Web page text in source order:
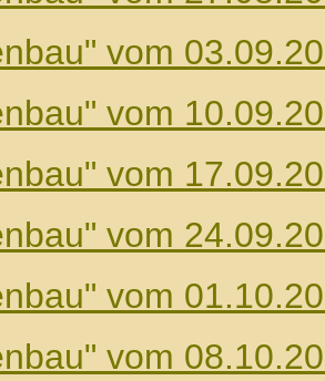
vom
vom
vom
vom
vom
vom